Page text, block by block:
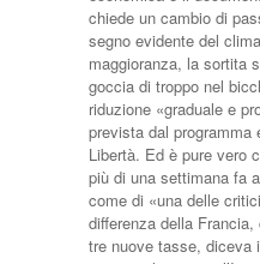
chiede un cambio di
segno evidente del
maggioranza, la sortita
goc­cia di troppo nel
riduzione «gradua­le e
prevista dal programma
Libertà. Ed è pure vero
più di una setti­mana fa
come di «una delle
differenza della
tre nuove tasse, dice­va